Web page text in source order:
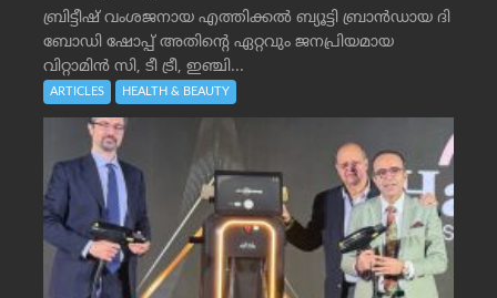
ബ്രിട്ടീഷ് വംശജനായ എത്തിക്കൽ ബ്യൂട്ടി ബ്രാൻഡായ ദി
ബോഡി ഷോപ്പ് അതിന്റെ ഏറ്റവും ജനപ്രിയമായ
വിറ്റാമിൻ സി, ടീ ട്രീ, ഇഞ്ചി...
ARTICLES HEALTH & BEAUTY